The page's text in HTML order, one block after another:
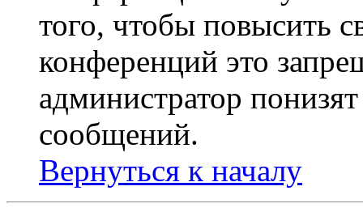
того, чтобы повысить
конференций это
администратор
сообщений.
Вернуться к началу